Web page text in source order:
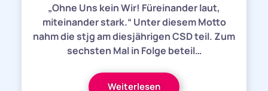
„Ohne Uns kein Wir! Füreinander laut,
miteinander stark.“ Unter diesem Motto
nahm die stjg am diesjährigen CSD teil. Zum
sechsten Mal in Folge beteil…
Weiterlesen